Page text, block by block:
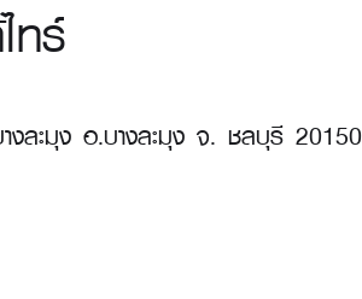
ทร์
ละมุง อ.บางละมุง จ. ชลบุรี 20150